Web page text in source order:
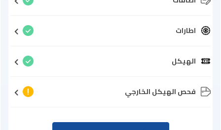
اطارات
الهيكل
فحص الهيكل الخارجي